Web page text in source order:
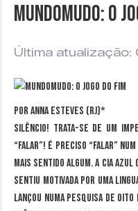
Mundomudo: o
Última
Por Anna Esteves (RJ)*
Silêncio! Trata-se de um
“falar”! É preciso “falar”
mais sentido algum. A Cia
sentiu motivada por uma
lançou numa pesquisa de